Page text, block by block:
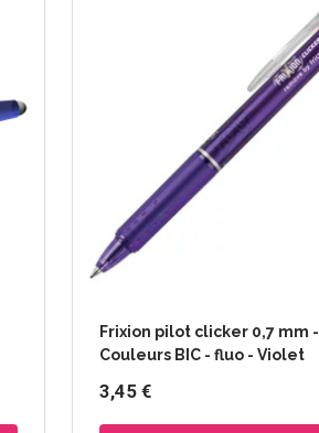
Frixion pilot clicker 0,7 mm -
Couleurs BIC - fluo - Violet
3,45 €